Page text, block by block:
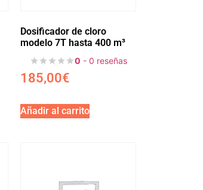
Dosificador de cloro
modelo 7T hasta 400 m³
0 - 0 reseñas
185,00€
Añadir al carrito